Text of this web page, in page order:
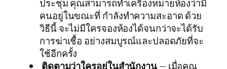
ประชุม คุณสามารถทำเครื่องหมายห้องว่ามี
คนอยู่ในขณะที่ กำลังทำความสะอาด ด้วย
วิธีนี้ จะไม่มีใครจองห้องได้จนกว่าจะได้รับ
การฆ่าเชื้อ อย่างสมบูรณ์และปลอดภัยที่จะ
ใช้อีกครั้ง
ติดตามว่าใครอยู่ในสำนักงาน— เมื่อคุณ